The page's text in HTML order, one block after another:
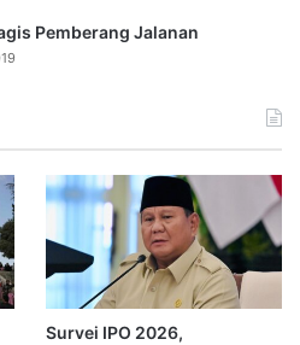
Pemberang Jalanan
Survei IPO 2026,